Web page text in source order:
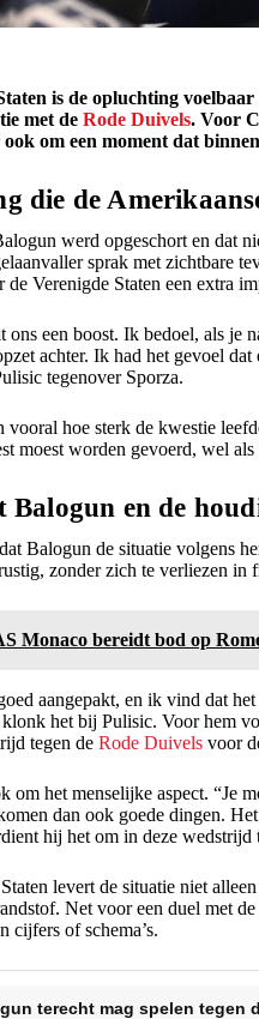
is de opluchting
met de Rode Duivels. Voor
om een moment dat
die de
werd opgeschort en dat
sprak met zichtbare
de Verenigde Staten een extra
ons een boost. Ik bedoel, als
achter. Ik had het gevoel
tegenover Sporza.
hoe sterk de kwestie
moest worden gevoerd, wel
en de
Balogun de situatie volgens
zonder zich te verliezen
Monaco bereidt bod op
aangepakt, en ik vind dat
het bij Pulisic. Voor hem
tegen de Rode Duivels voor
om het menselijke aspect. “Je
dan ook goede dingen.
hij het om in deze wedstrijd
levert de situatie niet
Net voor een duel met
cijfers of schema’s.
terecht mag spelen tegen